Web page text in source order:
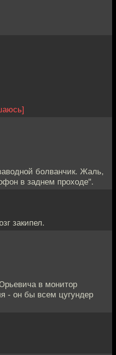
болванчик. Жаль,
в заднем проходе".
закипел.
в монитор
- он бы всем цугундер